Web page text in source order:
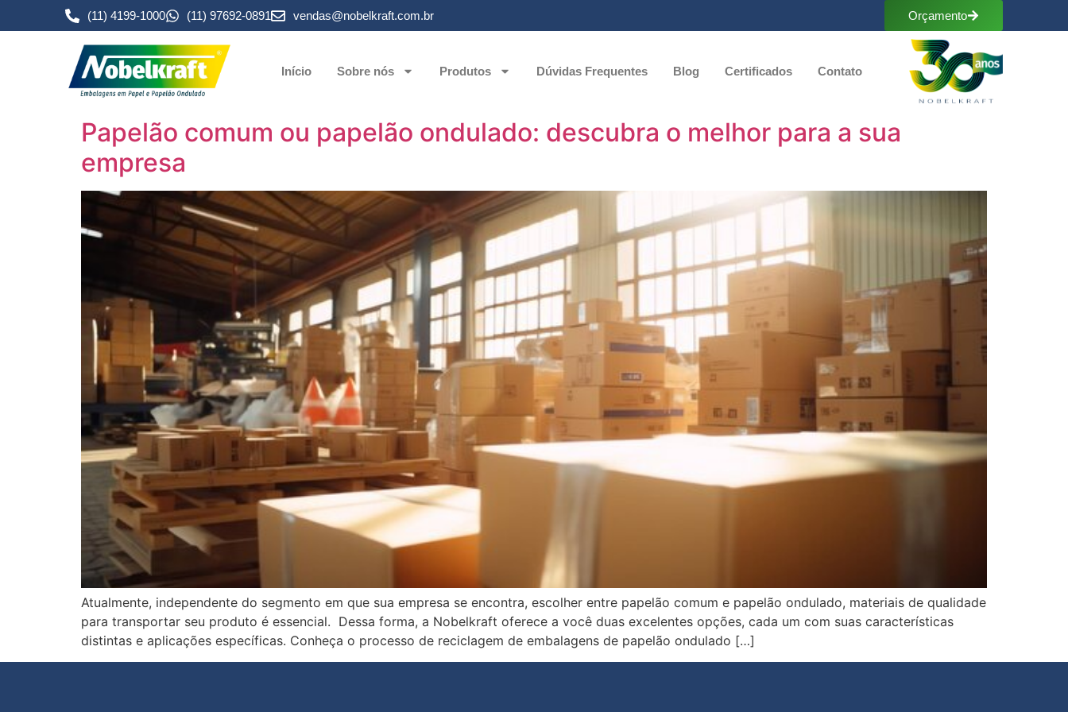
(11) 4199-1000 (11) 97692-0891 vendas@nobelkraft.com.br Orçamento
Início Sobre nós Produtos Dúvidas Frequentes Blog Certificados Contato
Papelão comum ou papelão ondulado: descubra o melhor para a sua
empresa
Atualmente, independente do segmento em que sua empresa se encontra, escolher entre papelão comum e papelão ondulado, materiais de qualidade
para transportar seu produto é essencial. Dessa forma, a Nobelkraft oferece a você duas excelentes opções, cada um com suas características
distintas e aplicações específicas. Conheça o processo de reciclagem de embalagens de papelão ondulado […]